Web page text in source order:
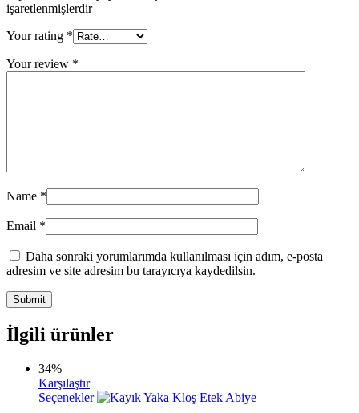
işaretlenmişlerdir
Your rating *
Your review *
Name *
Email *
Daha sonraki yorumlarımda kullanılması için adım, e-posta
adresim ve site adresim bu tarayıcıya kaydedilsin.
İlgili ürünler
34%
Karşılaştır
Seçenekler Bu